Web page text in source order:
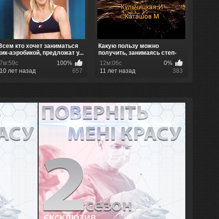
кто хочет заниматься
аэробикой, предложат у...
100%
лет назад
657
Какую пользу можно
получить, занимаясь степ-
аэробикой
12м:06с
0%
11 лет назад
383